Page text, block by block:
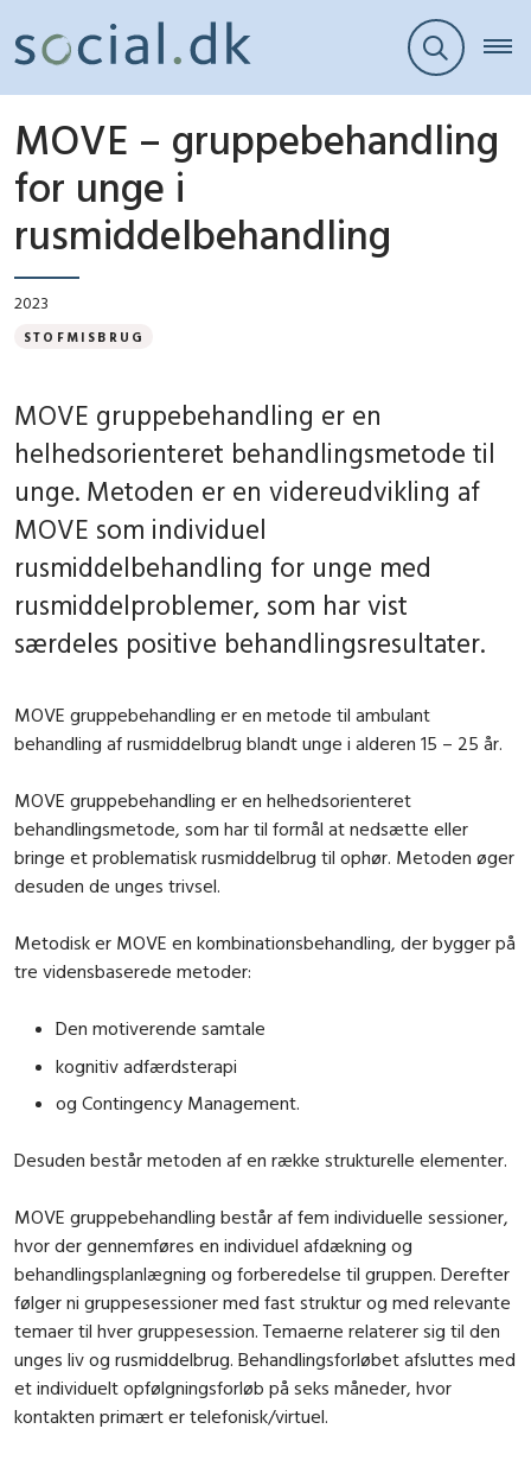
MOVE – gruppebehandling
for unge i
rusmiddelbehandling
2023
STOFMISBRUG
MOVE gruppebehandling er en
helhedsorienteret behandlingsmetode til
unge. Metoden er en videreudvikling af
MOVE som individuel
rusmiddelbehandling for unge med
rusmiddelproblemer, som har vist
særdeles positive behandlingsresultater.
MOVE gruppebehandling er en metode til ambulant
behandling af rusmiddelbrug blandt unge i alderen 15 – 25 år.
MOVE gruppebehandling er en helhedsorienteret
behandlingsmetode, som har til formål at nedsætte eller
bringe et problematisk rusmiddelbrug til ophør. Metoden øger
desuden de unges trivsel.
Metodisk er MOVE en kombinationsbehandling, der bygger på
tre vidensbaserede metoder:
Den motiverende samtale
kognitiv adfærdsterapi
og Contingency Management.
Desuden består metoden af en række strukturelle elementer.
MOVE gruppebehandling består af fem individuelle sessioner,
hvor der gennemføres en individuel afdækning og
behandlingsplanlægning og forberedelse til gruppen. Derefter
følger ni gruppesessioner med fast struktur og med relevante
temaer til hver gruppesession. Temaerne relaterer sig til den
unges liv og rusmiddelbrug. Behandlingsforløbet afsluttes med
et individuelt opfølgningsforløb på seks måneder, hvor
kontakten primært er telefonisk/virtuel.